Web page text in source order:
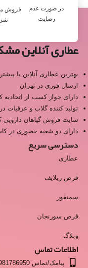
در صورت عدم
رضایت
فروش
عطاری آنلاین
بهترین عطاری آنلاین با
ارسال فوری در تهران
دارای جواز کسب از
تولید کننده گلاب و عرقیات
سایت فروش گیاهان دارویی
دارای دو شعبه حضوری در
دسترسی سریع
عطاری
قرص ریلایف
سمنقور
قرص سورنجان
وبلاگ
اطلاعات تماس
پیامک/تماس 09981786950